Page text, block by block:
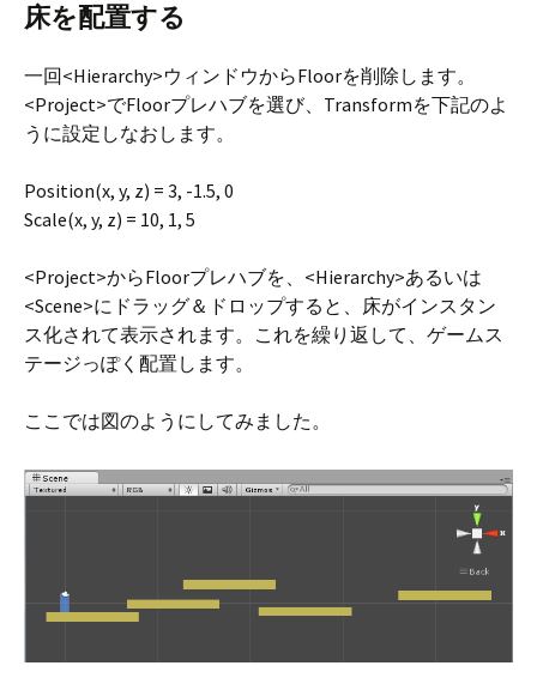
床を配置する
一回<Hierarchy>ウィンドウからFloorを削除します。
<Project>でFloorプレハブを選び、Transformを下記のよ
うに設定しなおします。
Position(x, y, z) = 3, -1.5, 0
Scale(x, y, z) = 10, 1, 5
<Project>からFloorプレハブを、<Hierarchy>あるいは
<Scene>にドラッグ＆ドロップすると、床がインスタン
ス化されて表示されます。これを繰り返して、ゲームス
テージっぽく配置します。
ここでは図のようにしてみました。